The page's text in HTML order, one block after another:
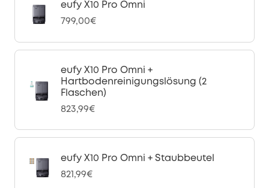
eufy X10 Pro Omni
799,00€
eufy X10 Pro Omni +
Hartbodenreinigungslösung (2
Flaschen)
823,99€
eufy X10 Pro Omni + Staubbeutel
821,99€